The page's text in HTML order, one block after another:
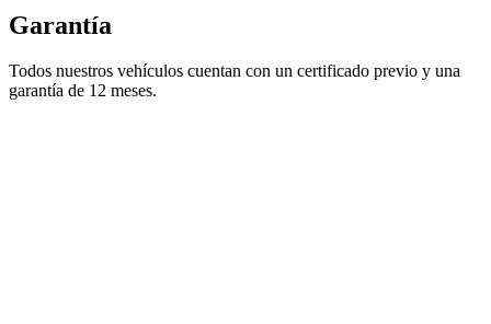
Garantía
Todos nuestros vehículos cuentan con un certificado previo y una
garantía de 12 meses.